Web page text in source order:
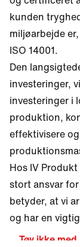
kunden
miljøarbejde
ISO 14001.
Den
investeringer,
investeringer i
produktion,
effektivisere
Hos IV
stort ansvar
betyder, at vi
og har en
Tøv ikke